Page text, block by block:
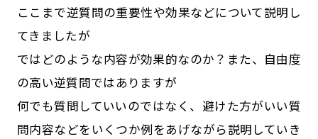
ここまで逆質問の重要性や効果などについて説明し
てきましたが
ではどのような内容が効果的なのか？また、自由度
の高い逆質問ではありますが
何でも質問していいのではなく、避けた方がいい質
問内容などをいくつか例をあげながら説明していき